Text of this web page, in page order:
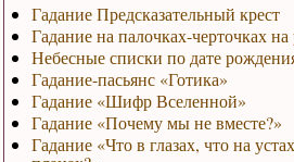
Гадание Предсказательный крест
Гадание на палочках-черточках
Небесные списки по дате
Гадание-пасьянс «Готика»
Гадание «Шифр Вселенной»
Гадание «Почему мы не вместе?»
Гадание «Что в глазах, что на